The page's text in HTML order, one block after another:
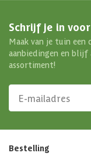
Schrijf je in
Maak van je tuin een
aanbiedingen en blijf
assortiment!
Bestelling